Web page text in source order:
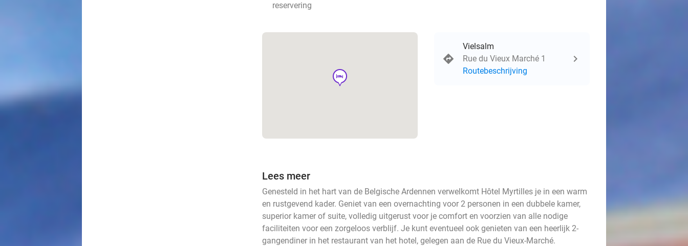
reservering
hotel
Vielsalm
Rue du Vieux Marché 1
Routebeschrijving
Lees meer
Genesteld in het hart van de Belgische Ardennen verwelkomt Hôtel Myrtilles je in een warm
en rustgevend kader. Geniet van een overnachting voor 2 personen in een dubbele kamer,
superior kamer of suite, volledig uitgerust voor je comfort en voorzien van alle nodige
faciliteiten voor een zorgeloos verblijf. Je kunt eventueel ook genieten van een heerlijk 2-
gangendiner in het restaurant van het hotel, gelegen aan de Rue du Vieux-Marché.